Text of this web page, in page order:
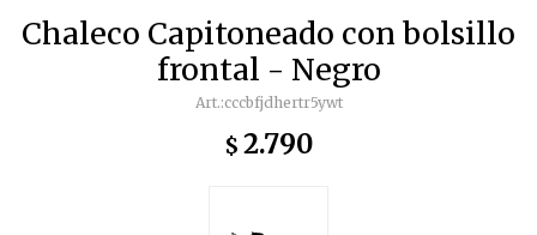
Chaleco Capitoneado con bolsillo
frontal - Negro
cccbfjdhertr5ywt
$ 2.790